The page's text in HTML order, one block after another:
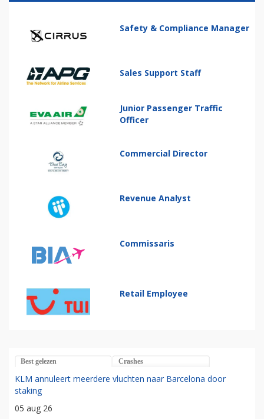
Safety & Compliance Manager
Sales Support Staff
Junior Passenger Traffic
Officer
Commercial Director
Revenue Analyst
Commissaris
Retail Employee
Best gelezen Crashes
KLM annuleert meerdere vluchten naar Barcelona door
staking
05 aug 26